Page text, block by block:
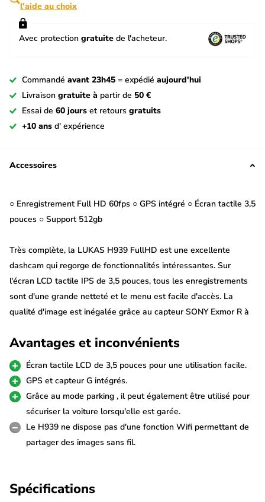
l'aide au choix
Avec protection gratuite de l'acheteur.
Commandé avant 23h45 = expédié aujourd'hui
Livraison gratuite à partir de 50 €
Essai de 60 jours et retours gratuits
+10 ans d' expérience
Accessoires
○ Enregistrement Full HD 60fps ○ GPS intégré ○ Écran tactile 3,5
pouces ○ Support 512gb
Très complète, la LUKAS H939 FullHD est une excellente
dashcam qui regorge de fonctionnalités intéressantes. Sur
l'écran LCD tactile IPS de 3,5 pouces, tous les enregistrements
sont d'une grande netteté et le menu est facile d'accès. La
qualité d'image est inégalée grâce au capteur SONY Exmor R à
LUKAS H939 FullHD est l'une des rares caméras à disposer
d'une capacité de stockage totale de 2000 gigaoctets (2 To).
Remarque
standard avec cette dashcam. Une alimentation cigarette est
disponible en option (voir accessoires).
FullHD 60 fps 2CH Sony Starvis
capteur SONY Starvis dans la caméra avant et du capteur
Avantages et inconvénients
Écran tactile LCD de 3,5 pouces pour une utilisation facile.
GPS et capteur G intégrés.
Grâce au mode parking , il peut également être utilisé pour
sécuriser la voiture lorsqu'elle est garée.
Le H939 ne dispose pas d'une fonction Wifi permettant de
partager des images sans fil.
Spécifications